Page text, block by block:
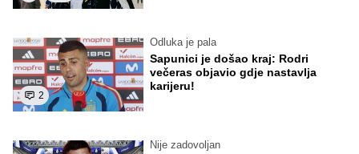
2
Odluka je pala
Sapunici je došao kraj: Rodri
večeras objavio gdje nastavlja
karijeru!
Nije zadovoljan